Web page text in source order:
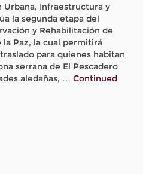
Urbana, Infraestructura y
la segunda etapa del
y Rehabilitación de
Paz, la cual permitirá
para quienes habitan
serrana de El Pescadero
aledañas, … Continued